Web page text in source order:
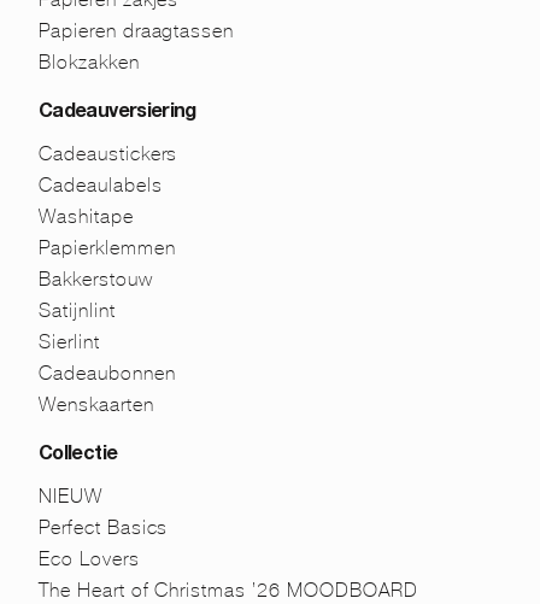
Papieren draagtassen
Blokzakken
Cadeauversiering
Cadeaustickers
Cadeaulabels
Washitape
Papierklemmen
Bakkerstouw
Satijnlint
Sierlint
Cadeaubonnen
Wenskaarten
Collectie
NIEUW
Perfect Basics
Eco Lovers
The Heart of Christmas ’26 MOODBOARD